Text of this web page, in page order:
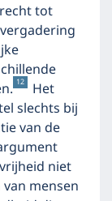
tot
12
Het
slechts bij
van de
niet
mensen